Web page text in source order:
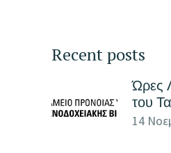
Recent posts
Ώρες
του
14